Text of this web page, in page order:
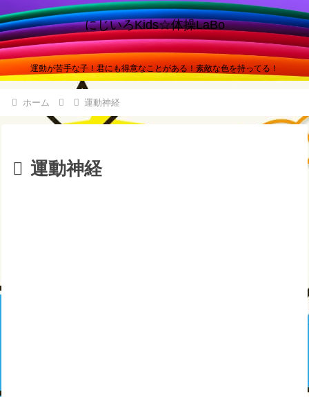
にじいろKids☆体操LaBo
運動が苦手な子！君にも得意なことがある！素敵な色を持ってる！
ホーム 運動神経
運動神経